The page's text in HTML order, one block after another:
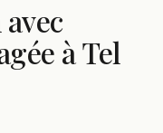
à Tel